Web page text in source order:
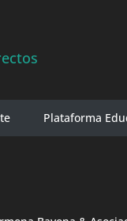
Plataforma